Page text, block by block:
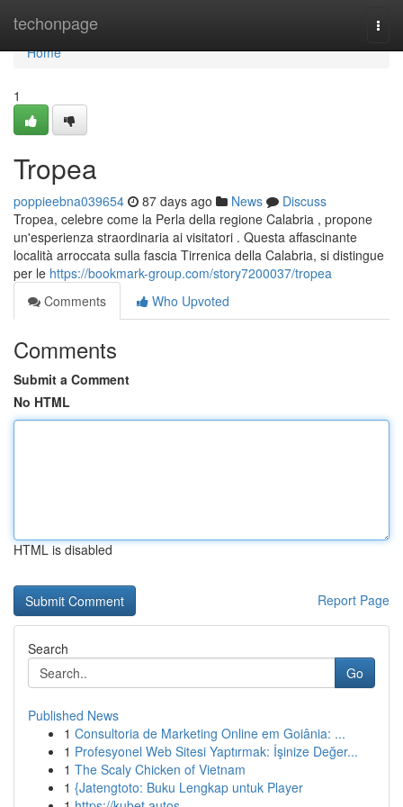
techonpage
Home
Home
1
Tropea
poppieebna039654 87 days ago News
Discuss
Tropea, celebre come la Perla della regione Calabria , propone
un'esperienza straordinaria ai visitatori . Questa affascinante
località arroccata sulla fascia Tirrenica della Calabria, si distingue
per le https://bookmark-group.com/story7200037/tropea
Comments
Who Upvoted
Comments
Submit a Comment
No HTML
HTML is disabled
Report Page
Search
Go
Published News
1 Consultoria de Marketing Online em Goiânia: ...
1 Profesyonel Web Sitesi Yaptırmak: İşinize Değer...
1 The Scaly Chicken of Vietnam
1 {Jatengtoto: Buku Lengkap untuk Player